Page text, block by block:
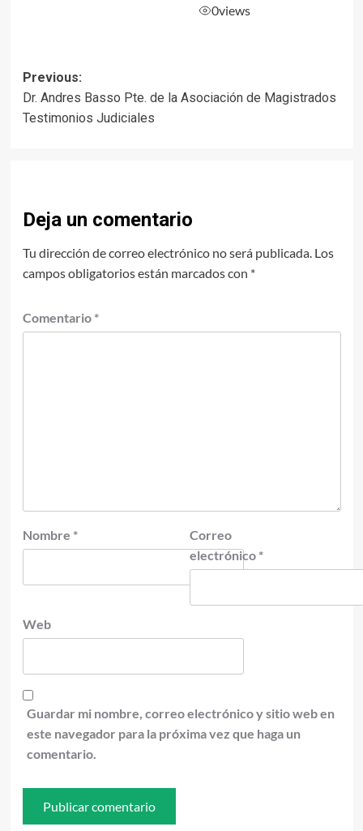
0views
Post
navigation
Previous:
Dr. Andres Basso Pte. de la Asociación de Magistrados
Testimonios Judiciales
Deja un comentario
Tu dirección de correo electrónico no será publicada. Los
campos obligatorios están marcados con *
Comentario *
Nombre *
Correo
electrónico *
Web
Guardar mi nombre, correo electrónico y sitio web en
este navegador para la próxima vez que haga un
comentario.